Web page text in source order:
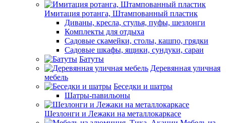
Имитация ротанга, Штампованный пластик
Диваны, кресла, стулья, пуфы, шезлонги
Комплекты для отдыха
Садовые скамейки, столы, кашпо, грядки
Садовые шкафы, ящики, сундуки, сараи
Батуты
Деревянная уличная
мебель
Беседки и шатры
Шатры-павильоны
Шезлонги и Лежаки на металлокаркасе